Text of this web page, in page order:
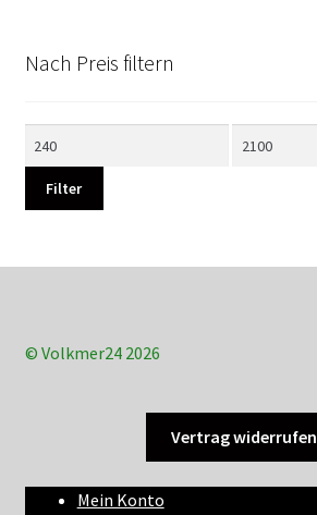
Nach Preis filtern
Filter
© Volkmer24 2026
Vertrag widerrufen
Mein Konto